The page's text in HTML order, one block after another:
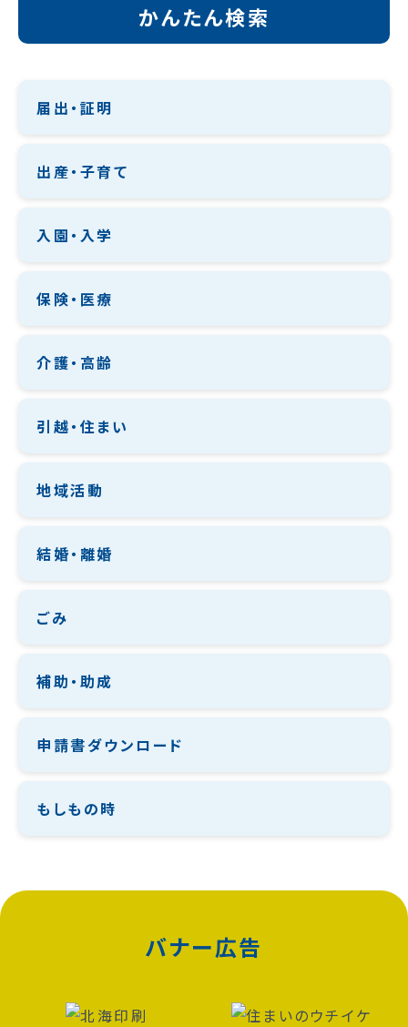
かんたん検索
届出・証明
出産・子育て
入園・入学
保険・医療
介護・高齢
引越・住まい
地域活動
結婚・離婚
ごみ
補助・助成
申請書ダウンロード
もしもの時
バナー広告